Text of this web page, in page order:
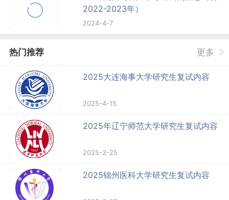
2022-2023年）
2024-4-7
热门推荐 更多
2025大连海事大学研究生复试内容
2025-4-15
2025年辽宁师范大学研究生复试内容
2025-3-25
2025锦州医科大学研究生复试内容